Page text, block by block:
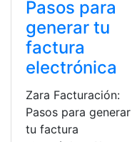
Pasos para
generar tu
factura
electrónica
Zara Facturación:
Pasos para generar
tu factura